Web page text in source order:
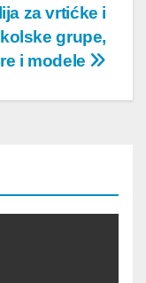
za vrtićke i
grupe,
i modele